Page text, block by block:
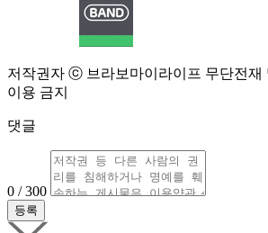
저작권자 ⓒ 브라보마이라이프 무단전재
이용 금지
댓글
0 / 300